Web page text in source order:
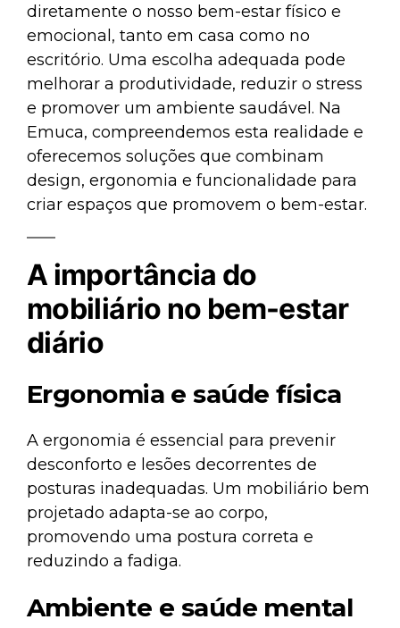
diretamente o nosso bem-estar físico e
emocional, tanto em casa como no
escritório. Uma escolha adequada pode
melhorar a produtividade, reduzir o stress
e promover um ambiente saudável. Na
Emuca, compreendemos esta realidade e
oferecemos soluções que combinam
design, ergonomia e funcionalidade para
criar espaços que promovem o bem-estar.
A importância do
mobiliário no bem-estar
diário
Ergonomia e saúde física
A ergonomia é essencial para prevenir
desconforto e lesões decorrentes de
posturas inadequadas. Um mobiliário bem
projetado adapta-se ao corpo,
promovendo uma postura correta e
reduzindo a fadiga.
Ambiente e saúde mental